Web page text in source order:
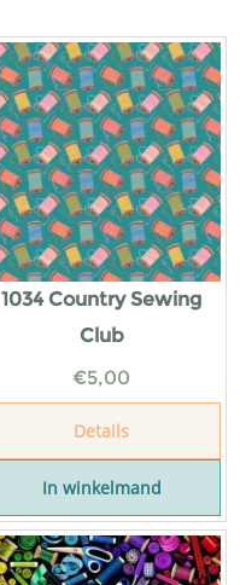
1034 Country Sewing
Club
€5,00
Details
In winkelmand